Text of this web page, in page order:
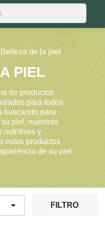
Belleza de la piel
PIEL
de productos
para todos
buscando para
piel, nuestras
nutritivos y
estos productos
de su piel
 FILTRO